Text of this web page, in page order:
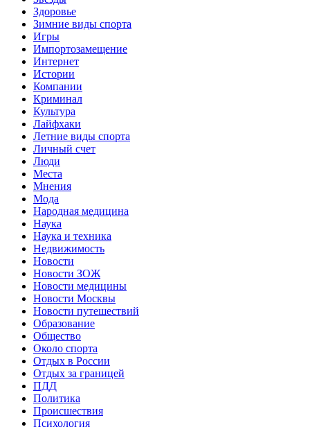
Здоровье
Зимние виды спорта
Игры
Импортозамещение
Интернет
Истории
Компании
Криминал
Культура
Лайфхаки
Летние виды спорта
Личный счет
Люди
Места
Мнения
Мода
Народная медицина
Наука
Наука и техника
Недвижимость
Новости
Новости ЗОЖ
Новости медицины
Новости Москвы
Новости путешествий
Образование
Общество
Около спорта
Отдых в России
Отдых за границей
ПДД
Политика
Происшествия
Психология